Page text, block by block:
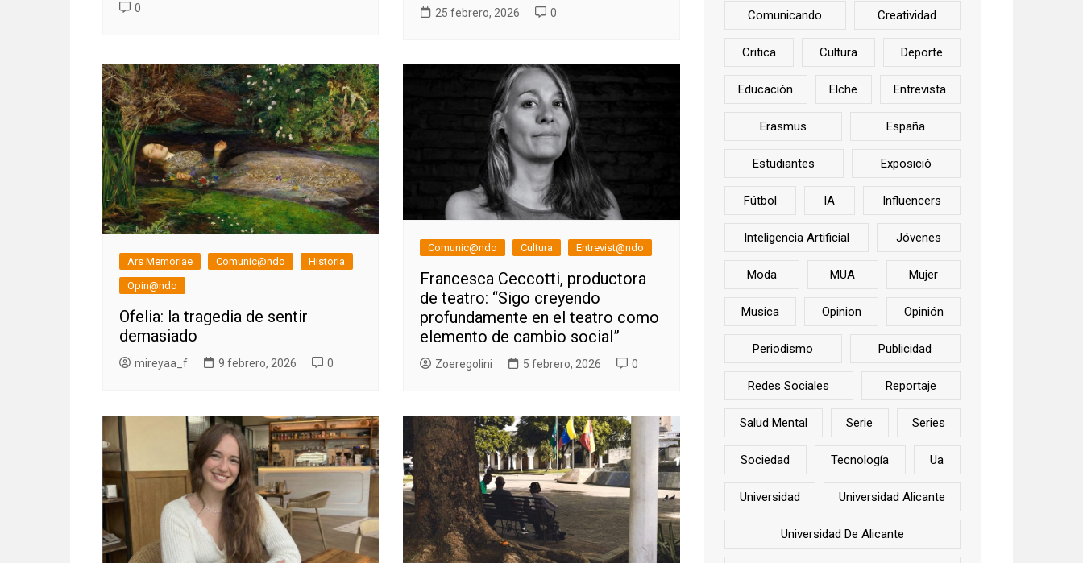
0
25 febrero, 2026
0
Ars Memoriae Comunic@ndo
Historia
Opin@ndo
Ofelia: la tragedia de sentir
demasiado
mireyaa_f 9 febrero, 2026 0
Comunic@ndo Cultura Entrevist@ndo
Francesca Ceccotti, productora
de teatro: “Sigo creyendo
profundamente en el teatro como
elemento de cambio social”
Zoeregolini 5 febrero, 2026 0
Comunicando Creatividad
Critica Cultura Deporte
Educación Elche Entrevista
Erasmus España
Estudiantes Exposició
Fútbol IA Influencers
Inteligencia Artificial Jóvenes
Moda MUA Mujer
Musica Opinion Opinión
Periodismo Publicidad
Redes Sociales Reportaje
Salud Mental Serie Series
Sociedad Tecnología Ua
Universidad Universidad Alicante
Universidad De Alicante